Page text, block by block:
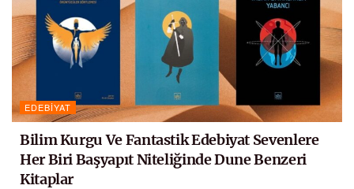
EDEBIYAT
Bilim Kurgu Ve Fantastik Edebiyat Sevenlere
Her Biri Başyapıt Niteliğinde Dune Benzeri
Kitaplar